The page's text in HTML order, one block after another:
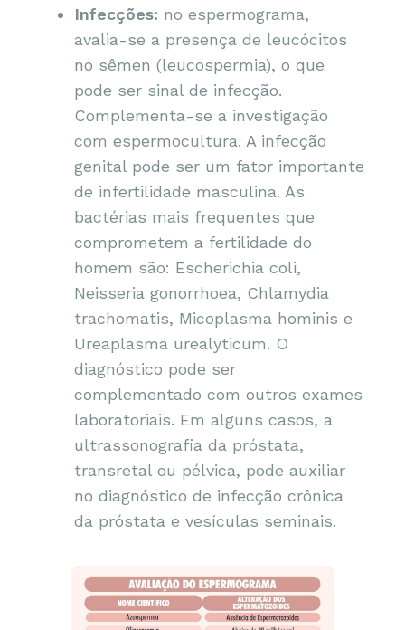
Infecções: no espermograma,
avalia-se a presença de leucócitos
no sêmen (leucospermia), o que
pode ser sinal de infecção.
Complementa-se a investigação
com espermocultura. A infecção
genital pode ser um fator importante
de infertilidade masculina. As
bactérias mais frequentes que
comprometem a fertilidade do
homem são: Escherichia coli,
Neisseria gonorrhoea, Chlamydia
trachomatis, Micoplasma hominis e
Ureaplasma urealyticum. O
diagnóstico pode ser
complementado com outros exames
laboratoriais. Em alguns casos, a
ultrassonografia da próstata,
transretal ou pélvica, pode auxiliar
no diagnóstico de infecção crônica
da próstata e vesículas seminais.